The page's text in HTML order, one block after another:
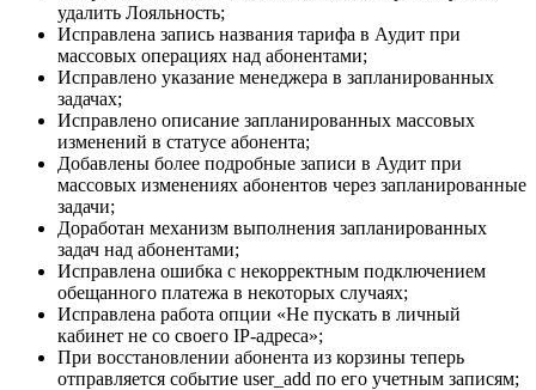
удалить Лояльность;
Исправлена запись названия тарифа в Аудит при
массовых операциях над абонентами;
Исправлено указание менеджера в запланированных
задачах;
Исправлено описание запланированных массовых
изменений в статусе абонента;
Добавлены более подробные записи в Аудит при
массовых изменениях абонентов через запланированные
задачи;
Доработан механизм выполнения запланированных
задач над абонентами;
Исправлена ошибка с некорректным подключением
обещанного платежа в некоторых случаях;
Исправлена работа опции «Не пускать в личный
кабинет не со своего IP-адреса»;
При восстановлении абонента из корзины теперь
отправляется событие user_add по его учетным записям;